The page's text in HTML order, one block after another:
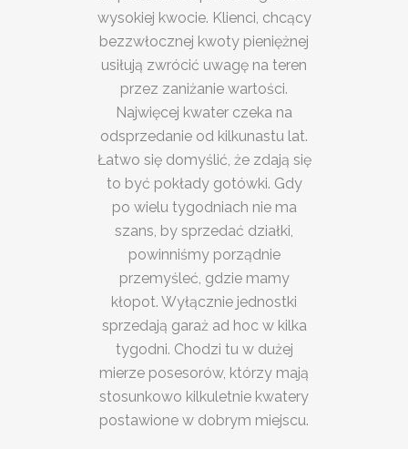
wysokiej kwocie. Klienci, chcący
bezzwłocznej kwoty pieniężnej
usiłują zwrócić uwagę na teren
przez zaniżanie wartości.
Najwięcej kwater czeka na
odsprzedanie od kilkunastu lat.
Łatwo się domyślić, że zdają się
to być pokłady gotówki. Gdy
po wielu tygodniach nie ma
szans, by sprzedać działki,
powinniśmy porządnie
przemyśleć, gdzie mamy
kłopot. Wyłącznie jednostki
sprzedają garaż ad hoc w kilka
tygodni. Chodzi tu w dużej
mierze posesorów, którzy mają
stosunkowo kilkuletnie kwatery
postawione w dobrym miejscu.